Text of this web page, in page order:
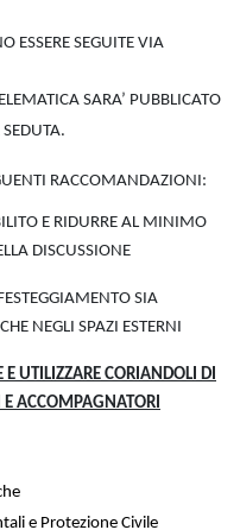
ESSERE SEGUITE VIA
SARA’ PUBBLICATO
RACCOMANDAZIONI:
E RIDURRE AL MINIMO
DISCUSSIONE
SIA
NEGLI SPAZI ESTERNI
UTILIZZARE CORIANDOLI DI
ACCOMPAGNATORI
e Protezione Civile